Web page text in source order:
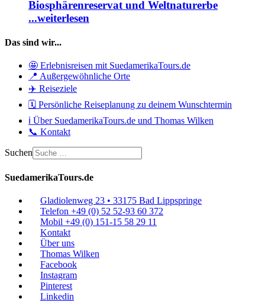
Biosphärenreservat und Weltnaturerbe
...weiterlesen
Das sind wir...
🤩 Erlebnisreisen mit SuedamerikaTours.de
📍 Außergewöhnliche Orte
✈️ Reiseziele
🗓️ Persönliche Reiseplanung zu deinem Wunschtermin
ℹ️ Über SuedamerikaTours.de und Thomas Wilken
📞 Kontakt
Suchen
SuedamerikaTours.de
Gladiolenweg 23 • 33175 Bad Lippspringe
Telefon +49 (0) 52 52-93 60 372
Mobil +49 (0) 151-15 58 29 11
Kontakt
Über uns
Thomas Wilken
Facebook
Instagram
Pinterest
Linkedin